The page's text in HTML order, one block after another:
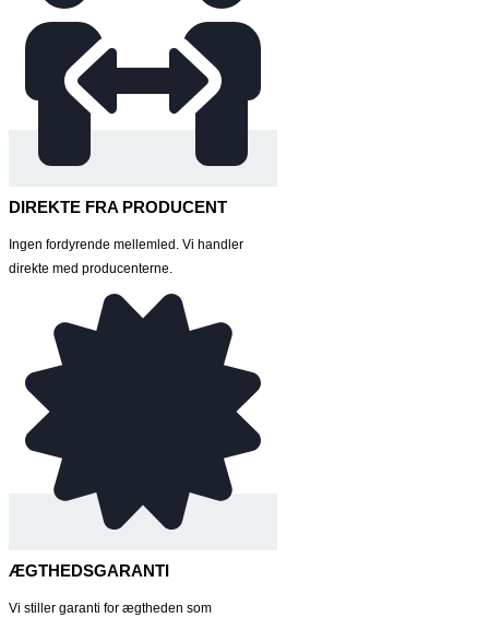
DIREKTE FRA PRODUCENT
Ingen fordyrende mellemled. Vi handler
direkte med producenterne.
ÆGTHEDSGARANTI
Vi stiller garanti for ægtheden som